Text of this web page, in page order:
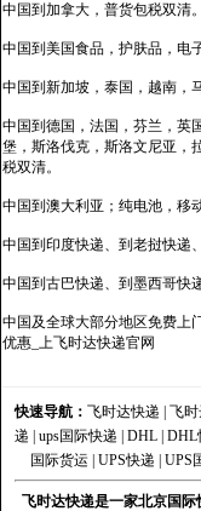
中国到加拿大，普货包税双清。
中国到美国食品，护肤品，电
中国到新加坡，泰国，越南，
中国到德国，法国，芬兰，英
堡，斯洛伐克，斯洛文尼亚，
税双清。
中国到澳大利亚；纯电池，移
中国到印度快递、到老挝快递
中国到古巴快递、到墨西哥快
中国及全球大部分地区免费上
优惠_上飞时达快递官网
快速导航： 飞时达快递 飞
递
ups国际快递 DHL DHL
国际货运| UPS快递 UPS
飞时达快递是一家北京国